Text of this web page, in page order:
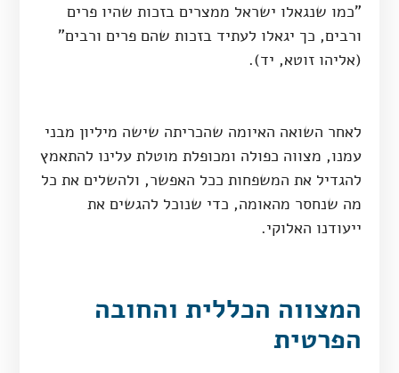
"כמו שנגאלו ישראל ממצרים בזכות שהיו פרים
ורבים, כך יגאלו לעתיד בזכות שהם פרים ורבים"
(אליהו זוטא, יד).
לאחר השואה האיומה שהכריתה שישה מיליון מבני
עמנו, מצווה כפולה ומכופלת מוטלת עלינו להתאמץ
להגדיל את המשפחות ככל האפשר, ולהשלים את כל
מה שנחסר מהאומה, כדי שנוכל להגשים את
ייעודנו האלוקי.
המצווה הכללית והחובה
הפרטית